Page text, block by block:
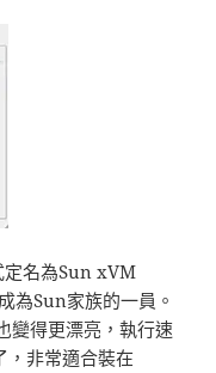
名為Sun xVM
Sun家族的一員。
變得更漂亮，執行速
，非常適合裝在